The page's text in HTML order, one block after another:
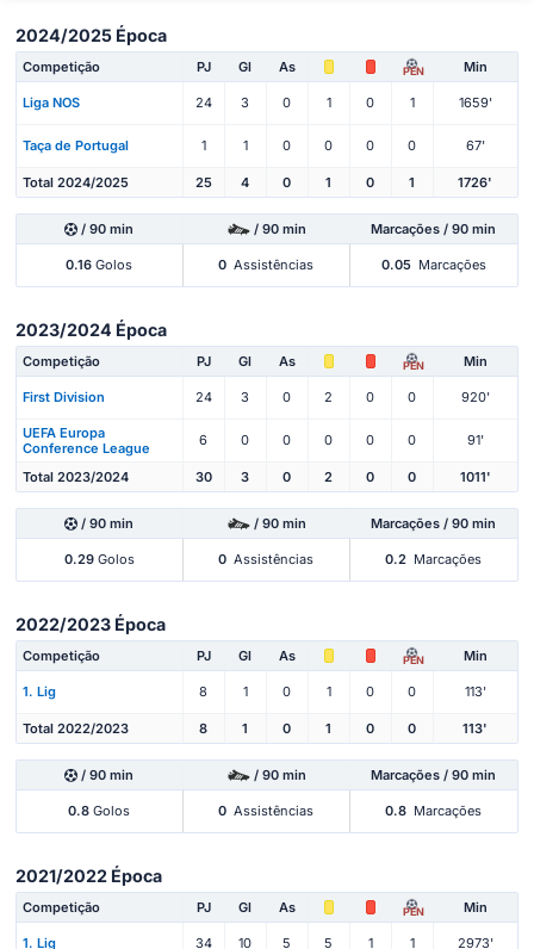
2024/2025 Época
Competição PJ Gl As PEN Min
Liga NOS 24 3 0 1 0 1 1659'
Taça de Portugal 1 1 0 0 0 0 67'
Total 2024/2025 25 4 0 1 0 1 1726'
/ 90 min / 90 min Marcações / 90 min
0.16 Golos 0 Assistências 0.05 Marcações
2023/2024 Época
Competição PJ Gl As PEN Min
First Division 24 3 0 2 0 0 920'
UEFA Europa
Conference League
6 0 0 0 0 0 91'
Total 2023/2024 30 3 0 2 0 0 1011'
/ 90 min / 90 min Marcações / 90 min
0.29Golos 0 Assistências 0.2 Marcações
2022/2023 Época
Competição PJ Gl As PEN Min
1. Lig 8 1 0 1 0 0 113'
Total 2022/2023 8 1 0 1 0 0 113'
/ 90 min / 90 min Marcações / 90 min
0.8 Golos 0 Assistências 0.8 Marcações
2021/2022 Época
Competição PJ Gl As PEN Min
1. Lig 34 10 5 5 1 1 2973'